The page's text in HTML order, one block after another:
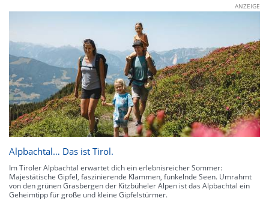
ANZEIGE
Alpbachtal… Das ist Tirol.
Im Tiroler Alpbachtal erwartet dich ein erlebnisreicher Sommer:
Majestätische Gipfel, faszinierende Klammen, funkelnde Seen. Umrahmt
von den grünen Grasbergen der Kitzbüheler Alpen ist das Alpbachtal ein
Geheimtipp für große und kleine Gipfelstürmer.